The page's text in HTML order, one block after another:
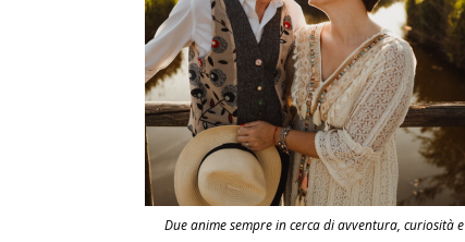
Due anime sempre in cerca di avventura, curiosità e